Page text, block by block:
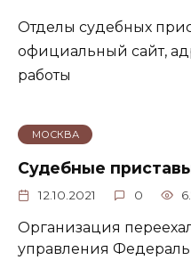
Отделы судебных
официальный сайт,
работы
МОСКВА
Судебные
12.10.2021 0
Организация
управления